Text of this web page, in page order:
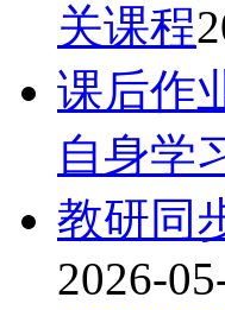
关课程
课后作
自身学
教研同
2026-